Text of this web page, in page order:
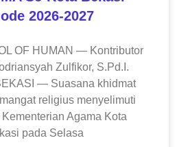
2026-2027
OF HUMAN — Kontributor
Zulfikor, S.Pd.I.
— Suasana khidmat
religius menyelimuti
Agama Kota
pada Selasa